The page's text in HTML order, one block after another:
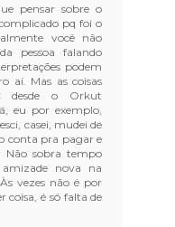
pensar sobre o
pq foi o
você não
pessoa falando
podem
aí. Mas as coisas
desde o Orkut
eu por exemplo,
casei, mudei de
conta pra pagar e
Não sobra tempo
nova na
vezes não é por
coisa, é só falta de